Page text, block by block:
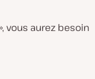
vous aurez besoin